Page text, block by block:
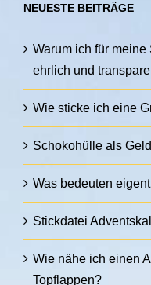
NEUESTE BEITRÄGE
Warum ich für
ehrlich und
Wie sticke ich eine
Schokohülle als
Was bedeuten
Stickdatei
Wie nähe ich einen
Topflappen?